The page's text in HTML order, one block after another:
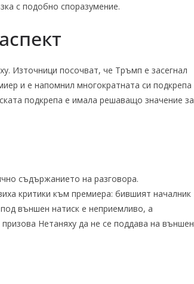
с подобно споразумение.
Източници посочват, че Тръмп е засегнал
и е напомнил многократната си подкрепа
подкрепа е имала решаващо значение за
съдържанието на разговора.
критики към премиера: бившият началник
външен натиск е неприемливо, а
Нетаняху да не се поддава на външен